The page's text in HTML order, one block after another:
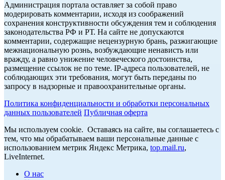
Администрация портала оставляет за собой право
модерировать комментарии, исходя из соображений
сохранения конструктивности обсуждения тем и соблюдения
законодательства РФ и РТ. На сайте не допускаются
комментарии, содержащие нецензурную брань, разжигающие
межнациональную рознь, возбуждающие ненависть или
вражду, а равно унижение человеческого достоинства,
размещение ссылок не по теме. IP-адреса пользователей, не
соблюдающих эти требования, могут быть переданы по
запросу в надзорные и правоохранительные органы.
Политика конфиденциальности и обработки персональных
данных пользователей Публичная оферта
Мы используем cookie. Оставаясь на сайте, вы соглашаетесь с
тем, что мы обрабатываем ваши персональные данные с
использованием метрик Яндекс Метрика, top.mail.ru,
LiveInternet.
О нас